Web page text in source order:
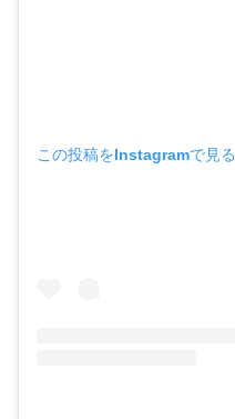
この投稿をInstagramで見る